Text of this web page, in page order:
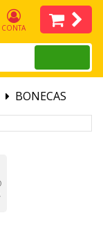
CONTA
BONECAS